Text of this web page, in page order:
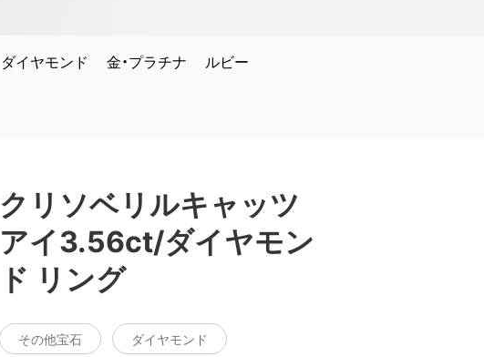
ダイヤモンド 金・プラチナ ルビー
クリソベリルキャッツ
アイ3.56ct/ダイヤモン
ド リング
その他宝石 ダイヤモンド